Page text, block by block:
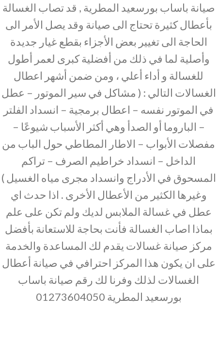
صيانة باساب بورسعيد المطرية , قد تصاب الغسالة
بأعطال كثيرة تحتاج الى صيانة وقد يصل الأمر الى
الحاجة الى تغيير بعض الأجزاء بقطع غيار جديدة
وأصلية لما في ذلك من أفضلية كبرى لعمر أطول
للغسالة و أداء أعلي ، ومن ضمن أشهر اعطال
الغسالات التالي : ( مشاكل في سير الموتور – عطل
في الموتور نفسه – اعطال برمجية – انسداد الفلتر
– الباروما أو الصدأ وهي أكثر الأسباب شيوعًا –
مفصلات الأبواب – الاطار المطاطي حول الباب من
الداخل – انسداد خراطيم الصرف – تراكم
المسحوق في الأدراج وانسداد مجرى مياه الغسيل )
وغيرها الكثير من الأعطال الأخرى . اذا حدث اي
عطل في غسالة الملابس لديك ولم تكن على علم
بماذا اصاب الغسالة فأنت بحاجة للاستعانة بأفضل
مركز صيانة غسالات يقدم لك المساعدة والخدمة
على ان يكون هذا المركز احترافي في صيانة أعطال
الغسالات لذلك وفرنا لك رقم صيانة باساب
بورسعيد المطرية 01273604050